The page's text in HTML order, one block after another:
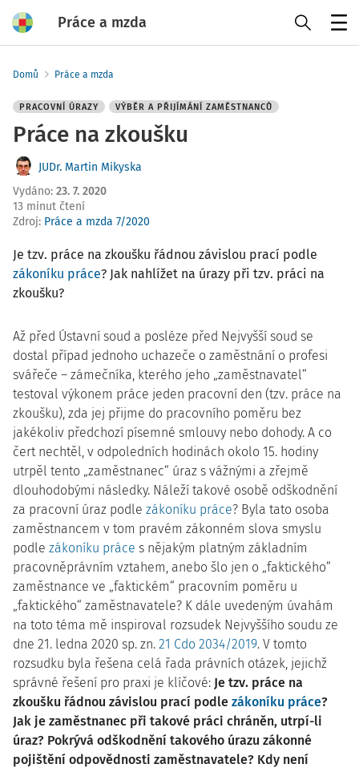
Práce a mzda
Domů Práce a mzda
PRACOVNÍ ÚRAZY VÝBĚR A PŘIJÍMÁNÍ ZAMĚSTNANCŮ
Práce na zkoušku
JUDr. Martin Mikyska
Vydáno: 23. 7. 2020
13 minut čtení
Zdroj: Práce a mzda 7/2020
Je tzv. práce na zkoušku řádnou závislou prací podle
zákoníku práce? Jak nahlížet na úrazy při tzv. práci na
zkoušku?
Až před Ústavní soud a posléze před Nejvyšší soud se
dostal případ jednoho uchazeče o zaměstnání o profesi
svářeče – zámečníka, kterého jeho „zaměstnavatel“
testoval výkonem práce jeden pracovní den (tzv. práce na
zkoušku), zda jej přijme do pracovního poměru bez
jakékoliv předchozí písemné smlouvy nebo dohody. A co
čert nechtěl, v odpoledních hodinách okolo 15. hodiny
utrpěl tento „zaměstnanec“ úraz s vážnými a zřejmě
dlouhodobými následky. Náleží takové osobě odškodnění
za pracovní úraz podle zákoníku práce? Byla tato osoba
zaměstnancem v tom pravém zákonném slova smyslu
podle zákoníku práce s nějakým platným základním
pracovněprávním vztahem, anebo šlo jen o „faktického“
zaměstnance ve „faktickém“ pracovním poměru u
„faktického“ zaměstnavatele? K dále uvedeným úvahám
na toto téma mě inspiroval rozsudek Nejvyššího soudu ze
dne 21. ledna 2020 sp. zn. 21 Cdo 2034/2019. V tomto
rozsudku byla řešena celá řada právních otázek, jejichž
správné řešení pro praxi je klíčové: Je tzv. práce na
zkoušku řádnou závislou prací podle zákoníku práce?
Jak je zaměstnanec při takové práci chráněn, utrpí-li
úraz? Pokrývá odškodnění takového úrazu zákonné
pojištění odpovědnosti zaměstnavatele? Kdy není